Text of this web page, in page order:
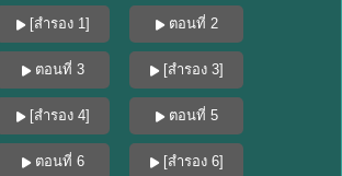
[สำรอง 1] ตอนที่ 2
ตอนที่ 3 [สำรอง 3]
[สำรอง 4] ตอนที่ 5
ตอนที่ 6 [สำรอง 6]